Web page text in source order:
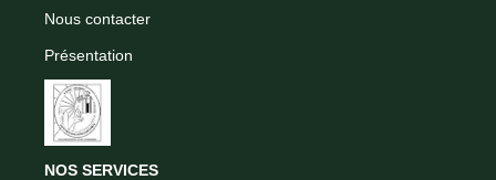
Nous contacter
Présentation
NOS SERVICES